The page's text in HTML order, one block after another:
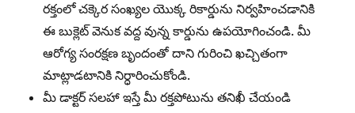
రక్తంలో చక్కెర సంఖ్యల యొక్క రికార్డును నిర్వహించడానికి
ఈ బుక్లెట్ వెనుక వద్ద వున్న కార్డును ఉపయోగించండి. మీ
ఆరోగ్య సంరక్షణ బృందంతో దాని గురించి ఖచ్చితంగా
మాట్లాడటానికి నిర్ధారించుకోండి.
మీ డాక్టర్ సలహా ఇస్తే మీ రక్తపోటును తనిఖీ చేయండి